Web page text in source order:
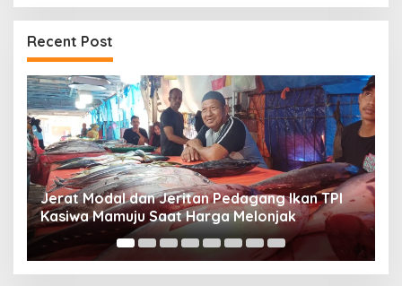
Recent Post
Premi Asuransi Diduga Tak Disetorkan, Ahli
Waris Ancam Gugat PT Mitra Sinar Sepadan
Finance ke PN Mamuju